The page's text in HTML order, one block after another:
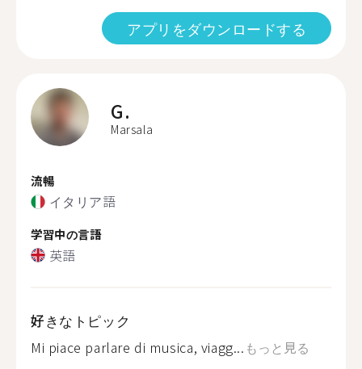
アプリをダウンロードする
G.
Marsala
流暢
イタリア語
学習中の言語
英語
好きなトピック
Mi piace parlare di musica, viagg... もっと見る